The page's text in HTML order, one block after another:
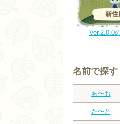
Ver.2.0.0
名前で探す
あ〜お
た〜と